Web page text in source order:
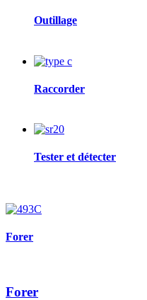
Outillage
Image
Raccorder
Image
Tester et détecter
Image
Forer
Forer